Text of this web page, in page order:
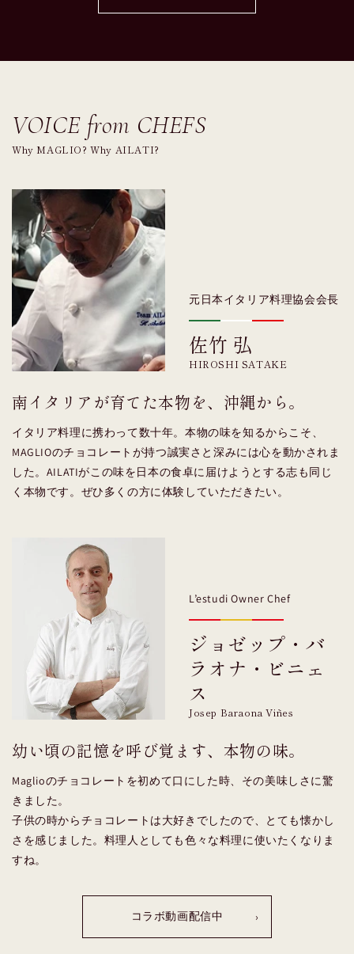
VOICE from CHEFS
Why MAGLIO? Why AILATI?
元日本イタリア料理協会会長
佐竹 弘
HIROSHI SATAKE
南イタリアが育てた本物を、沖縄から。
イタリア料理に携わって数十年。本物の味を知るからこそ、
MAGLIOのチョコレートが持つ誠実さと深みには心を動かされま
した。AILATIがこの味を日本の食卓に届けようとする志も同じ
く本物です。ぜひ多くの方に体験していただきたい。
L’estudi Owner Chef
ジョゼップ・バ
ラオナ・ビニェ
ス
Josep Baraona Viñes
幼い頃の記憶を呼び覚ます、本物の味。
Maglioのチョコレートを初めて口にした時、その美味しさに驚
きました。
子供の時からチョコレートは大好きでしたので、とても懐かし
さを感じました。料理人としても色々な料理に使いたくなりま
すね。
コラボ動画配信中 ›